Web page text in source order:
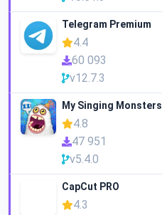
Telegram Premium
4.4
60 093
v12.7.3
My Singing Monsters
4.8
47 951
v5.4.0
CapCut PRO
4.3